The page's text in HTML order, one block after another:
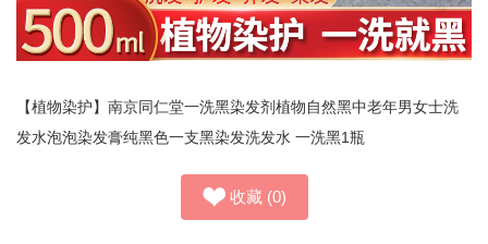
【植物染护】南京同仁堂一洗黑染发剂植物自然黑中老年男女士洗
发水泡泡染发膏纯黑色一支黑染发洗发水 一洗黑1瓶
收藏 (0)